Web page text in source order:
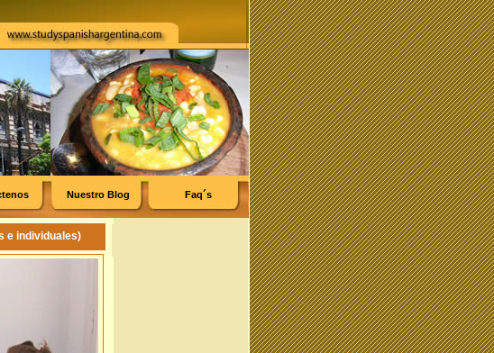
Faq´s
Nuestro Blog
e individuales)